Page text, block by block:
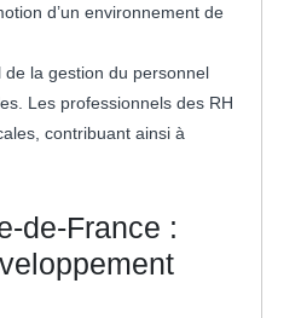
d’un environnement de
la gestion du personnel
Les professionnels des RH
contribuant ainsi à
de-France :